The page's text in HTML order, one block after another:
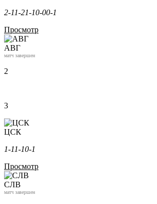
2-11-21-10-00-1
Просмотр
АВГ
матч завершен
2
3
ЦСК
1-11-10-1
Просмотр
СЛВ
матч завершен